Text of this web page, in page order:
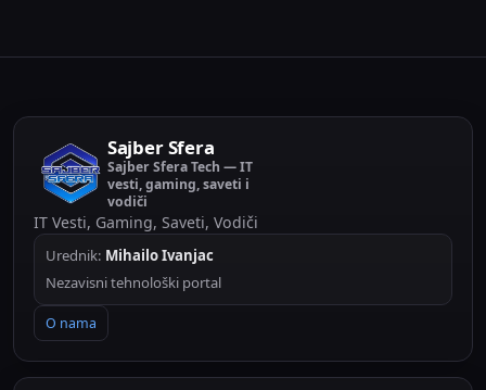
Sajber Sfera
Sajber Sfera Tech — IT
vesti, gaming, saveti i
vodiči
IT Vesti, Gaming, Saveti, Vodiči
Urednik: Mihailo Ivanjac
Nezavisni tehnološki portal
O nama